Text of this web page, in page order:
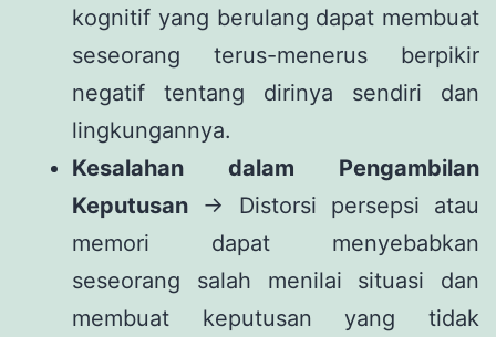
kognitif yang berulang dapat membuat
seseorang terus-menerus berpikir
negatif tentang dirinya sendiri dan
lingkungannya.
Kesalahan dalam Pengambilan
Keputusan → Distorsi persepsi atau
memori dapat menyebabkan
seseorang salah menilai situasi dan
membuat keputusan yang tidak